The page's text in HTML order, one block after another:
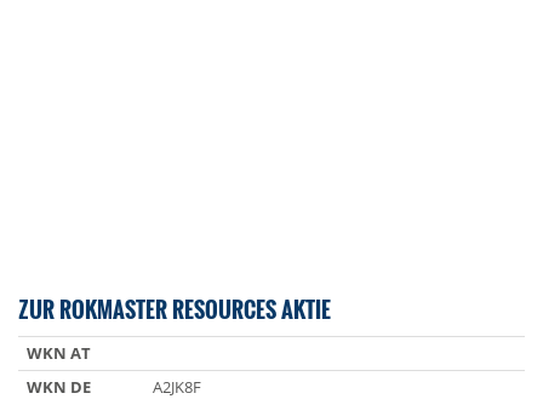
ZUR ROKMASTER RESOURCES AKTIE
WKN AT
WKN DE
A2JK8F